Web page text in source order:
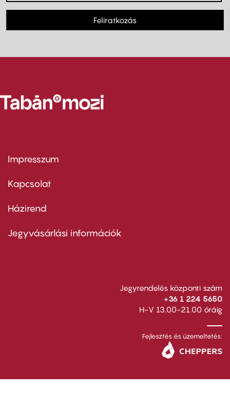
Feliratkozás
Footer
first
Impresszum
Kapcsolat
Footer
second
Házirend
Jegyvásárlási információk
Jegyrendelés központi szám
+36 1 224 5650
H-V 13.00-21.00 óráig
Fejlesztés és üzemeltetés: